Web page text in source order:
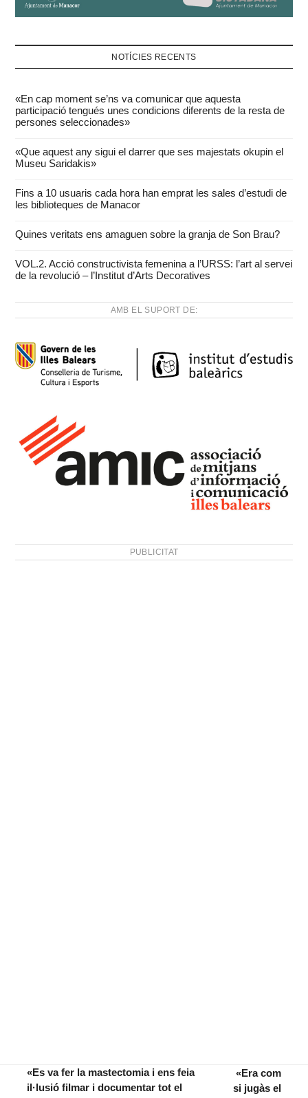
NOTÍCIES RECENTS
«En cap moment se’ns va comunicar que aquesta
participació tengués unes condicions diferents de la resta de
persones seleccionades»
«Que aquest any sigui el darrer que ses majestats okupin el
Museu Saridakis»
Fins a 10 usuaris cada hora han emprat les sales d’estudi de
les biblioteques de Manacor
Quines veritats ens amaguen sobre la granja de Son Brau?
VOL.2. Acció constructivista femenina a l’URSS: l’art al servei
de la revolució – l’Institut d’Arts Decoratives
AMB EL SUPORT DE:
PUBLICITAT
«Es va fer la mastectomia i ens feia
il·lusió filmar i documentar tot el
«Era com
si jugàs el